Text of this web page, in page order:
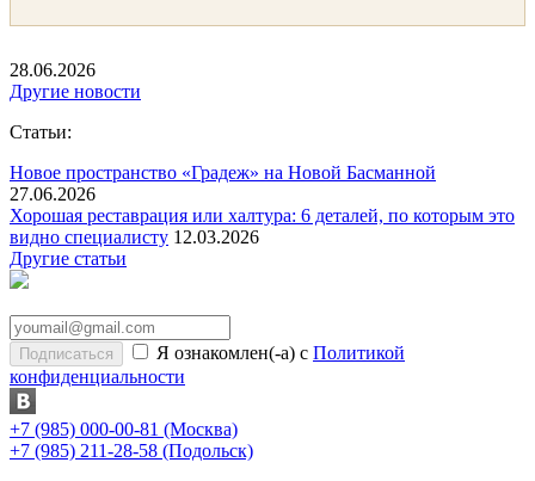
28.06.2026
Другие новости
Статьи:
Новое пространство «Градеж» на Новой Басманной
27.06.2026
Хорошая реставрация или халтура: 6 деталей, по которым это
видно специалисту 12.03.2026
Другие статьи
Я ознакомлен(-а) с Политикой
конфиденциальности
+7 (985) 000-00-81 (Москва)
+7 (985) 211-28-58 (Подольск)